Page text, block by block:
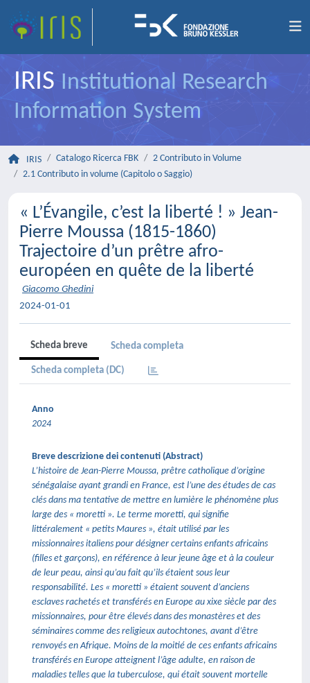
IRIS Institutional Research
Information System
IRIS Catalogo Ricerca FBK
2 Contributo in Volume
2.1 Contributo in volume (Capitolo o Saggio)
« L’Évangile, c’est la liberté ! » Jean-
Pierre Moussa (1815-1860)
Trajectoire d’un prêtre afro-
européen en quête de la liberté
Giacomo Ghedini
2024-01-01
Scheda breve Scheda completa
Scheda completa (DC)
Anno
2024
Breve descrizione dei contenuti (Abstract)
L’histoire de Jean-Pierre Moussa, prêtre catholique d’origine
sénégalaise ayant grandi en France, est l’une des études de cas
clés dans ma tentative de mettre en lumière le phénomène plus
large des « moretti ». Le terme moretti, qui signifie
littéralement « petits Maures », était utilisé par les
missionnaires italiens pour désigner certains enfants africains
(filles et garçons), en référence à leur jeune âge et à la couleur
de leur peau, ainsi qu’au fait qu’ils étaient sous leur
responsabilité. Les « moretti » étaient souvent d’anciens
esclaves rachetés et transférés en Europe au xixe siècle par des
missionnaires, pour être élevés dans des monastères et des
séminaires comme des religieux autochtones, avant d’être
renvoyés en Afrique. Moins de la moitié de ces enfants africains
transférés en Europe atteignent l’âge adulte, en raison de
maladies telles que la tuberculose, qui était souvent mortelle